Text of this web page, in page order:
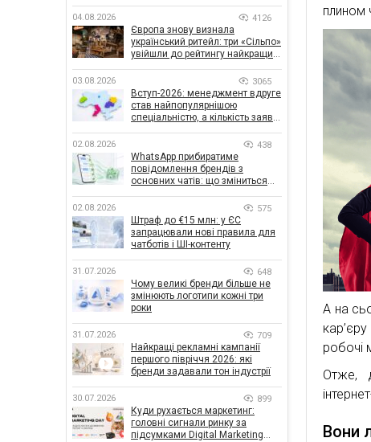
плином
А на
робочі
Отже,
Вони
04.08.2026 4126
Європа знову визнала
український ритейл: три «Сільпо»
увійшли до рейтингу найкращих
03.08.2026 3065
Вступ-2026: менеджмент вдруге
став найпопулярнішою
спеціальністю, а кількість заяв
02.08.2026 438
WhatsApp прибиратиме
повідомлення брендів з
основних чатів: що зміниться
02.08.2026 575
Штраф до €15 млн: у ЄС
запрацювали нові правила для
чатботів і ШІ-контенту
31.07.2026 648
Чому великі бренди більше не
змінюють логотипи кожні три
роки
31.07.2026 709
Найкращі рекламні кампанії
першого півріччя 2026: які
бренди задавали тон індустрії
30.07.2026 899
Куди рухається маркетинг:
головні сигнали ринку за
підсумками Digital Marketing